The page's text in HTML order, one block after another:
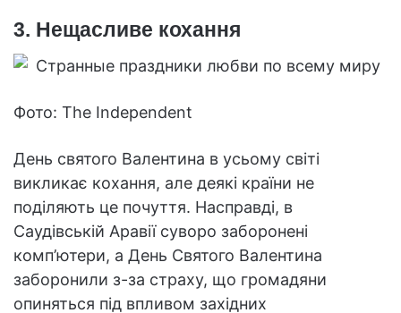
3. Нещасливе кохання
Фото: The Independent
День святого Валентина в усьому світі
викликає кохання, але деякі країни не
поділяють це почуття. Насправді, в
Саудівській Аравії суворо заборонені
комп’ютери, а День Святого Валентина
заборонили з-за страху, що громадяни
опиняться під впливом західних